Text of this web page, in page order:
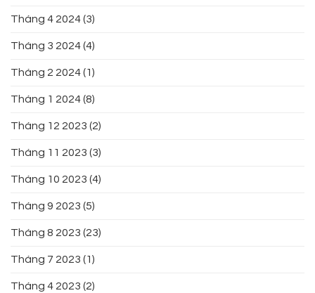
Tháng 4 2024(3)
Tháng 3 2024(4)
Tháng 2 2024(1)
Tháng 1 2024(8)
Tháng 12 2023 (2)
Tháng 11 2023 (3)
Tháng 10 2023 (4)
Tháng 9 2023 (5)
Tháng 8 2023 (23)
Tháng 7 2023 (1)
Tháng 4 2023 (2)